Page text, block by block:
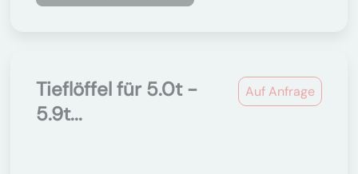
Auf Anfrage
Tieflöffel für 5.0t -
5.9t...